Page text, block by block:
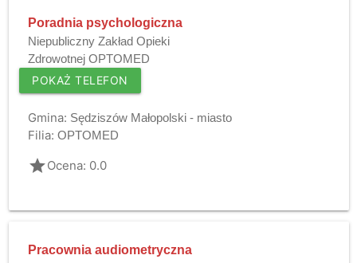
Poradnia psychologiczna
Niepubliczny Zakład Opieki
Zdrowotnej OPTOMED
POKAŻ TELEFON
Gmina: Sędziszów Małopolski - miasto
Filia: OPTOMED
gradeOcena: 0.0
Pracownia audiometryczna